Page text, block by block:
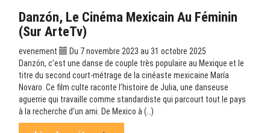
Danzón, Le Cinéma Mexicain Au Féminin
(sur ArteTv)
evenement
Du 7 novembre 2023 au 31 octobre 2025
Danzón, c’est une danse de couple très populaire au Mexique et le
titre du second court-métrage de la cinéaste mexicaine María
Novaro. Ce film culte raconte l’histoire de Julia, une danseuse
aguerrie qui travaille comme standardiste qui parcourt tout le pays
à la recherche d’un ami. De Mexico à (…)